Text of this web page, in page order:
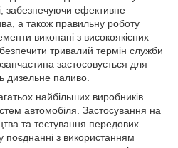
забезпечуючи ефективне
а також правильну роботу
виконані з високоякісних
тривалий термін служби
застосовується для
дизельне паливо.
найбільших виробників
автомобіля. Застосування на
та тестування передових
поєднанні з використанням